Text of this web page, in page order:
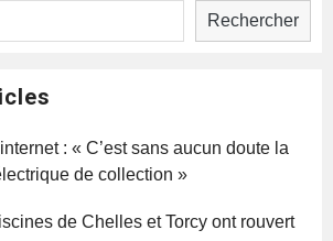
Rechercher
: « C’est sans aucun doute la
de collection »
de Chelles et Torcy ont rouvert